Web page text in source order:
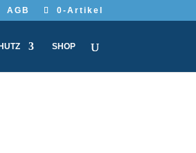
AGB 0-Artikel
SHOP